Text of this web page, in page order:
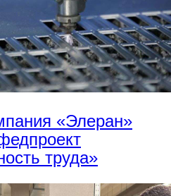
«Элеран»
труда»